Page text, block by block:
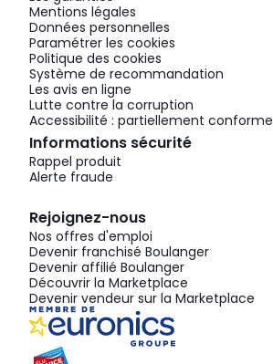
Mentions légales
Données personnelles
Paramétrer les cookies
Politique des cookies
Système de recommandation
Les avis en ligne
Lutte contre la corruption
Accessibilité : partiellement conforme
Informations sécurité
Rappel produit
Alerte fraude
Rejoignez-nous
Nos offres d'emploi
Devenir franchisé Boulanger
Devenir affilié Boulanger
Découvrir la Marketplace
Devenir vendeur sur la Marketplace